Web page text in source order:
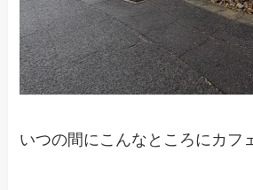
いつの間にこんなところにカフ